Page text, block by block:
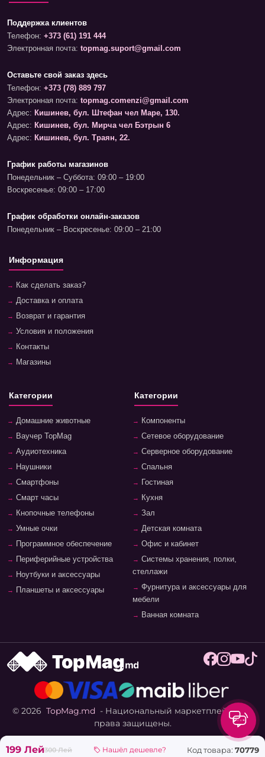
199 Лей300 Лей Нашёл дешевле? Код товара: 70779
Поддержка клиентов
Телефон: +373 (61) 191 444
Электронная почта: topmag.suport@gmail.com
Оставьте свой заказ здесь
Телефон: +373 (78) 889 797
Электронная почта: topmag.comenzi@gmail.com
Адрес: Кишинев, бул. Штефан чел Маре, 130.
Адрес: Кишинев, бул. Мирча чел Бэтрын 6
Адрес: Кишинев, бул. Траян, 22.
График работы магазинов
Понедельник – Суббота: 09:00 – 19:00
Воскресенье: 09:00 – 17:00
График обработки онлайн-заказов
Понедельник – Воскресенье: 09:00 – 21:00
Информация
Как сделать заказ?
Доставка и оплата
Возврат и гарантия
Условия и положения
Контакты
Магазины
Категории
Домашние животные
Ваучер TopMag
Аудиотехника
Наушники
Смартфоны
Смарт часы
Кнопочные телефоны
Умные очки
Программное обеспечение
Периферийные устройства
Ноутбуки и аксессуары
Планшеты и аксессуары
Категории
Компоненты
Сетевое оборудование
Серверное оборудование
Спальня
Гостиная
Кухня
Зал
Детская комната
Офис и кабинет
Системы хранения, полки,
стеллажи
Фурнитура и аксессуары для
мебели
Ванная комната
© 2026 TopMag.md - Национальный маркетплейс. Все
права защищены.